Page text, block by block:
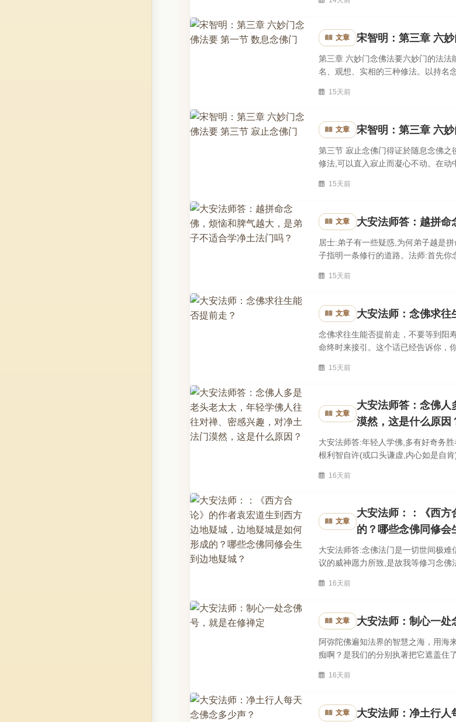
文章 宋智明：第三章 六
第三章 六妙门念佛法要六妙门的法
名、观想、实相的三种修法。以持名
15天前
文章 宋智明：第三章 六
第三节 寂止念佛门得证於随息念佛
修法,可以直入寂止而凝心不动。在
15天前
文章 大安法师答：越拼命
居士:弟子有一些疑惑,为何弟子越是
子指明一条修行的道路。法师:首先你
15天前
文章 大安法师：念佛求往
念佛求往生能否提前走，不要等到阳
命终时来接引。这个话已经告诉你，
15天前
文章
大安法师答：念佛人
漠然，这是什么原因
大安法师答:年轻人学佛,多有好奇务
根利智自许(或口头谦虚,内心如是自
16天前
文章
大安法师：：《西方
的？哪些念佛同修会
大安法师答:念佛法门是一切世间极
议的威神愿力所致,是故我等修习念佛
16天前
文章 大安法师：制心一处
阿弥陀佛遍知法界的智慧之海，用海
痴啊？是我们的分别执著把它遮盖住
16天前
文章 大安法师：净土行人